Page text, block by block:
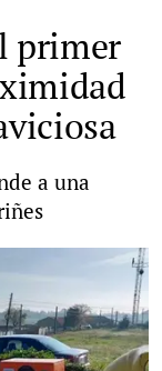
primer
a una